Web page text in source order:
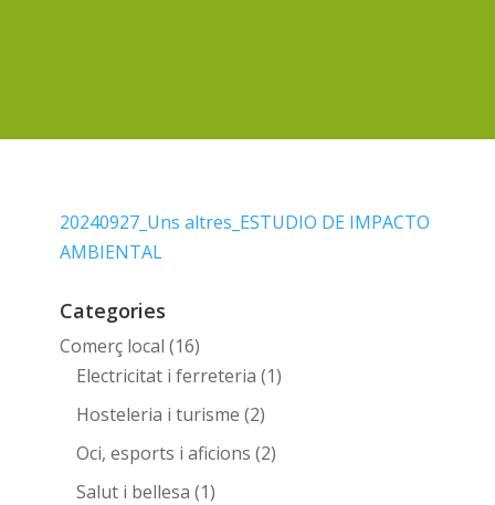
20240927_Uns altres_ESTUDIO DE IMPACTO
AMBIENTAL
Categories
Comerç local (16)
Electricitat i ferreteria (1)
Hosteleria i turisme (2)
Oci, esports i aficions (2)
Salut i bellesa (1)